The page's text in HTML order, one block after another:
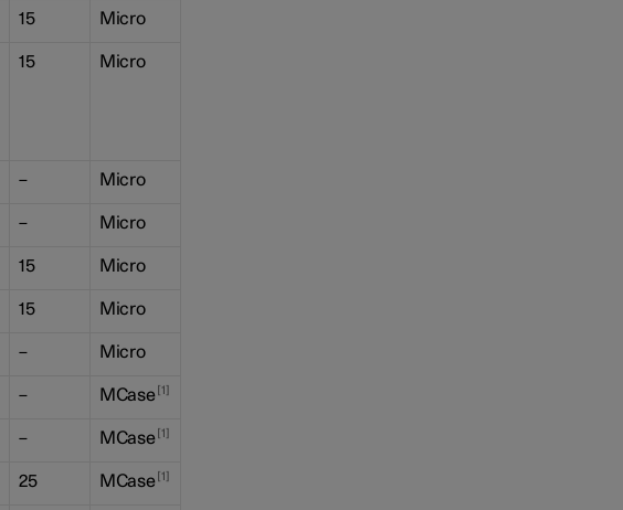
15 Micro
15 Micro
– Micro
– Micro
15 Micro
15 Micro
– Micro
– MCase 1
– MCase 1
25 MCase 1